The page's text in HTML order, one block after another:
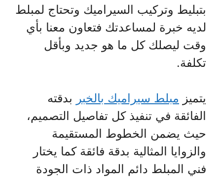
بتبليط وتركيب السيراميك وتحتاج لمبلط
لديه خبرة لمساعدتك فتعاون معنا بأي
وقت ليصلك كل ما هو جديد وبأقل
تكلفة.
يتميز مبلط سيراميك بالخبر بدقته
الفائقة في تنفيذ كل تفاصيل التصميم،
حيث يضمن الخطوط المستقيمة
والزوايا المثالية بدقة فائقة كما يختار
فني المبلط دائم المواد ذات الجودة